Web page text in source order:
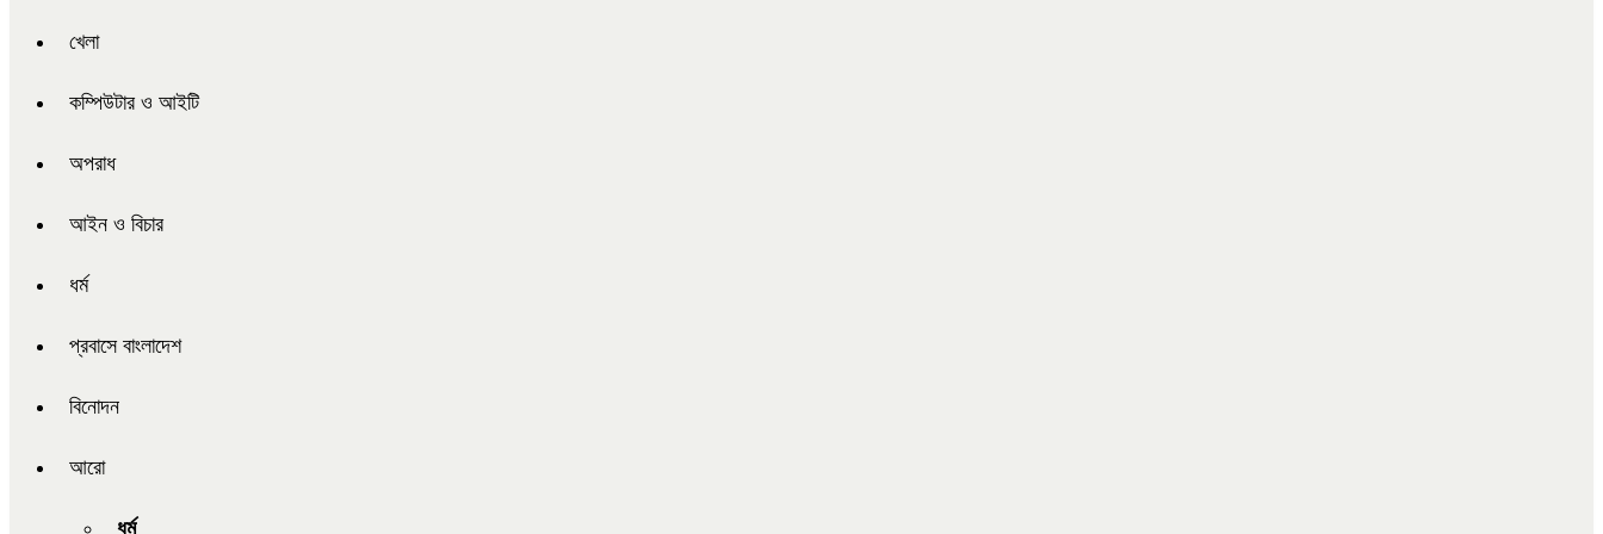
খেলা
কম্পিউটার ও আইটি
অপরাধ
আইন ও বিচার
ধর্ম
প্রবাসে বাংলাদেশ
বিনোদন
আরো
ধর্ম